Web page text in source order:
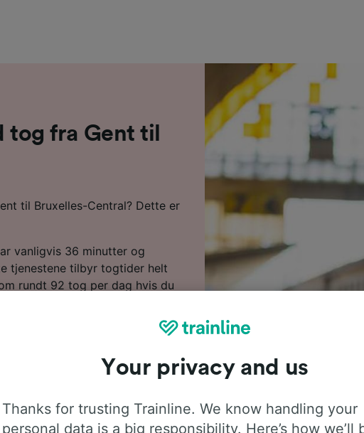
tog fra Gent til
til Bruxelles-Central? Dette er
vanligvis 36 minutter og
tjenestene tilbyr togtider helt
rundt 92 tog per dag hvis du
nyheter! Direkte tog er
du kan sette deg godt til
bare nyte turen.
Gent til Bruxelles-Central hvis
øverst på siden for å
prisene.
lese videre for å se rutetabeller,
Your privacy and us
Thanks for trusting Trainline. We know handling your
personal data is a big responsibility. Here’s how we’ll